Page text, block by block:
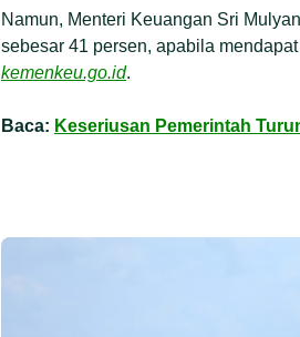
Namun, Menteri Keuangan Sri
sebesar 41 persen, apabila
kemenkeu.go.id.
Baca: Keseriusan Pemerintah